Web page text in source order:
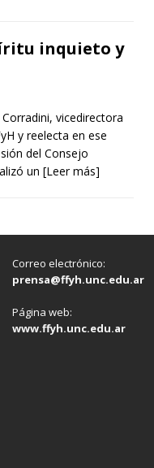
inquieto y
vicedirectora
y reelecta en ese
del Consejo
un [Leer más]
Correo electrónico:
prensa@ffyh.unc.edu.ar
Página web:
www.ffyh.unc.edu.ar